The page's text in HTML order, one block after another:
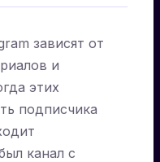
зависят от
и
этих
подписчика
канал с